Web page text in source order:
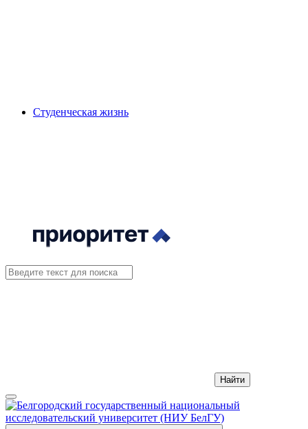
Студенческая жизнь
Найти